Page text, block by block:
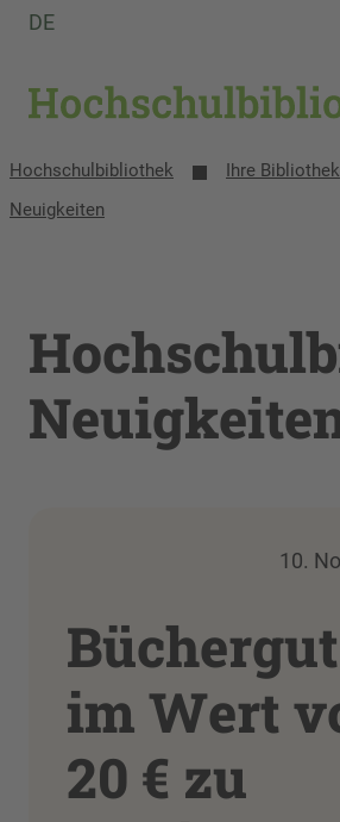
DE
Hochschulbibliothek Ihre Bibliothek
Neuigkeiten
10.
im Wert
20 € zu